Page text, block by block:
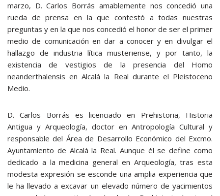
marzo, D. Carlos Borrás amablemente nos concedió una
rueda de prensa en la que contestó a todas nuestras
preguntas y en la que nos concedió el honor de ser el primer
medio de comunicación en dar a conocer y en divulgar el
hallazgo de industria lítica musteriense, y por tanto, la
existencia de vestigios de la presencia del Homo
neanderthalensis en Alcalá la Real durante el Pleistoceno
Medio.
D. Carlos Borrás es licenciado en Prehistoria, Historia
Antigua y Arqueología, doctor en Antropología Cultural y
responsable del Área de Desarrollo Económico del Excmo.
Ayuntamiento de Alcalá la Real. Aunque él se define como
dedicado a la medicina general en Arqueología, tras esta
modesta expresión se esconde una amplia experiencia que
le ha llevado a excavar un elevado número de yacimientos